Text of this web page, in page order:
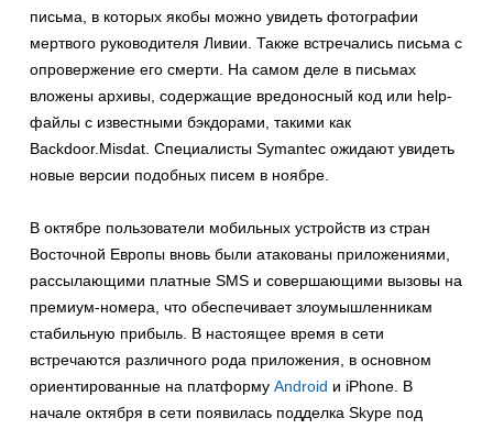
письма, в которых якобы можно увидеть фотографии
мертвого руководителя Ливии. Также встречались письма с
опровержение его смерти. На самом деле в письмах
вложены архивы, содержащие вредоносный код или help-
файлы с известными бэкдорами, такими как
Backdoor.Misdat. Специалисты Symantec ожидают увидеть
новые версии подобных писем в ноябре.
В октябре пользователи мобильных устройств из стран
Восточной Европы вновь были атакованы приложениями,
рассылающими платные SMS и совершающими вызовы на
премиум-номера, что обеспечивает злоумышленникам
стабильную прибыль. В настоящее время в сети
встречаются различного рода приложения, в основном
ориентированные на платформу Android и iPhone. В
начале октября в сети появилась подделка Skype под